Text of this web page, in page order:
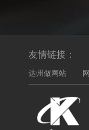
友情链接：
达州做网站